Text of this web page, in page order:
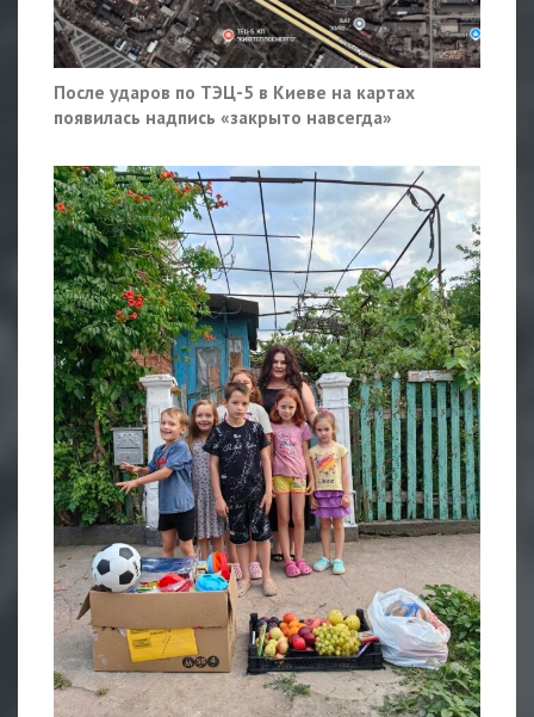
После ударов по ТЭЦ-5 в Киеве на картах
появилась надпись «закрыто навсегда»